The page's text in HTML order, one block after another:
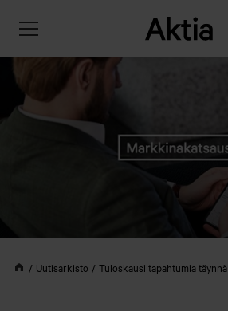
Uutisarkisto Tuloskausi tapahtumia täynnä